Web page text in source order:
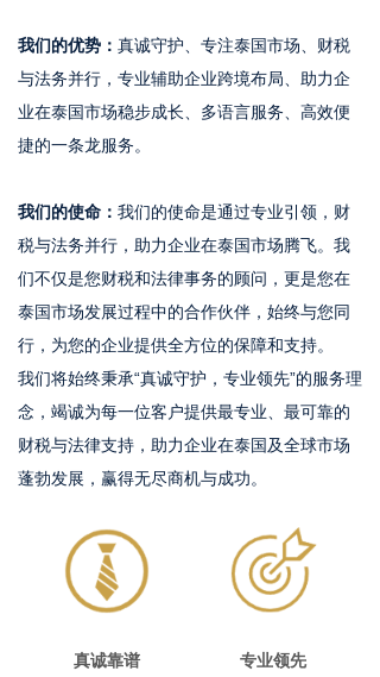
我们的优势： 真诚守护、专注泰国市场、财税
与法务并行，专业辅助企业跨境布局、助力企
业在泰国市场稳步成长、多语言服务、高效便
捷的一条龙服务。
我们的使命： 我们的使命是通过专业引领，财
税与法务并行，助力企业在泰国市场腾飞。我
们不仅是您财税和法律事务的顾问，更是您在
泰国市场发展过程中的合作伙伴，始终与您同
行，为您的企业提供全方位的保障和支持。
我们将始终秉承“真诚守护，专业领先”的服务理
念，竭诚为每一位客户提供最专业、最可靠的
财税与法律支持，助力企业在泰国及全球市场
蓬勃发展，赢得无尽商机与成功。
真诚靠谱 专业领先